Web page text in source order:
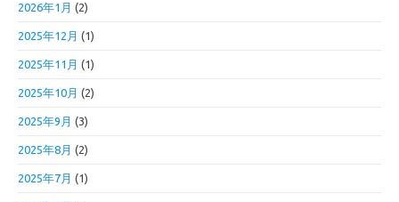
2026年1月 (2)
2025年12月 (1)
2025年11月 (1)
2025年10月 (2)
2025年9月 (3)
2025年8月 (2)
2025年7月 (1)